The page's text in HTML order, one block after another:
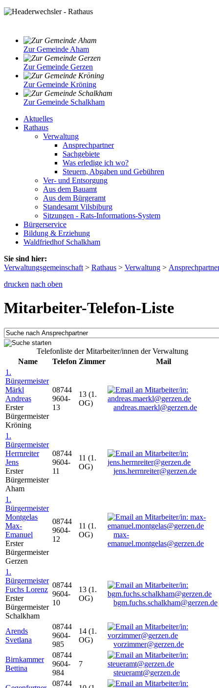
Zur Gemeinde Aham
Zur Gemeinde Gerzen
Zur Gemeinde Kröning
Zur Gemeinde Schalkham
Aktuelles
Rathaus
Verwaltung
Ansprechpartner
Sachgebiete
Was erledige ich wo?
Steuern, Abgaben und Gebühren
Ver- und Entsorgung
Aus dem Bauamt
Aus dem Bürgeramt
Standesamt Vilsbiburg
Sitzungen - Rats-Informations-System
Bürgerservice
Bildung & Erziehung
Waldfriedhof Schalkham
Sie sind hier:
Verwaltungsgemeinschaft > Rathaus > Verwaltung >
drucken nach oben
Mitarbeiter-Telefon-Liste
Telefonliste der Mitarbeiter/innen der Verwaltung
Name
Telefon Zimmer
Mail
1.
Bürgermeister
Märkl
Andreas
Erster
Bürgermeister
Kröning
08744
9604-
13
13 (1.
OG)
andreas.maerkl@gerzen.de
1.
Bürgermeister
Herrnreiter
Jens
Erster
Bürgermeister
Aham
08744
9604-
11
11 (1.
OG)
jens.herrnreiter@gerzen.de
1.
Bürgermeister
Montgelas
Max-
Emanuel
Erster
Bürgermeister
Gerzen
08744
9604-
12
11 (1.
OG)
max-
emanuel.montgelas@gerzen.de
1.
Bürgermeister
Fuchs Lorenz
Erster
Bürgermeister
Schalkham
08744
9604-
10
13 (1.
OG)
bgm.fuchs.schalkham@gerzen.de
Arends
Svetlana
08744
9604-
985
14 (1.
OG)
vorzimmer@gerzen.de
Birnkammer
Bettina
08744
9604-
984
7
steueramt@gerzen.de
08744